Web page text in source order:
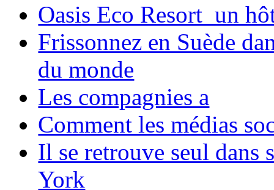
Oasis Eco Resort un
Frissonnez en Suède
du monde
Les compagnies a
Comment les médias
Il se retrouve seul dans
York